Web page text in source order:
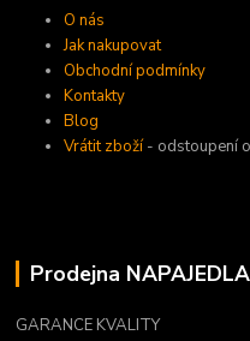
O nás
Jak nakupovat
Obchodní podmínky
Kontakty
Blog
Vrátit zboží - odstoupení
Prodejna NAPAJEDLA
GARANCE KVALITY